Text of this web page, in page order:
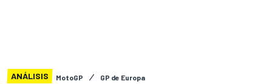
ANÁLISIS MotoGP GP de Europa